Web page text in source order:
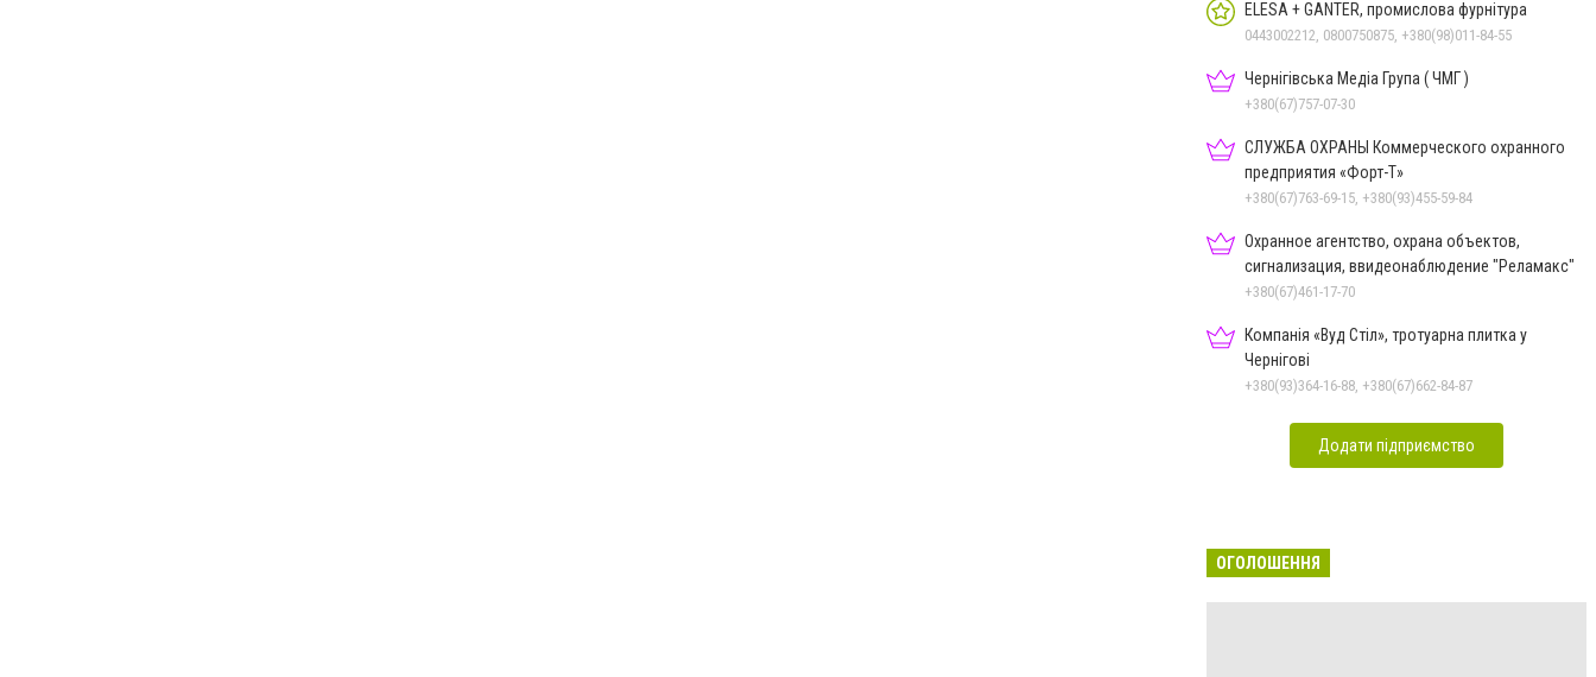
ELESA + GANTER, промислова фурнітура
0443002212, 0800750875, +380(98)011-84-55
Чернігівська Медіа Група ( ЧМГ )
+380(67)757-07-30
СЛУЖБА ОХРАНЫ Коммерческого охранного
предприятия «Форт-Т»
+380(67)763-69-15, +380(93)455-59-84
Охранное агентство, охрана объектов,
сигнализация, ввидеонаблюдение "Реламакс"
+380(67)461-17-70
Компанія «Вуд Стіл», тротуарна плитка у
Чернігові
+380(93)364-16-88, +380(67)662-84-87
Додати підприємство
ОГОЛОШЕННЯ